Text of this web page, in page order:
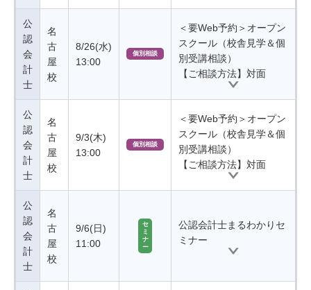
公
認
会
計
士
名
古
屋
校
8/26(水)
13:00
個別相談
＜要Web予約＞オープン
スクール（校舎見学＆個
別受講相談）
【ご相談方法】対面
公
認
会
計
士
名
古
屋
校
9/3(木)
13:00
個別相談
＜要Web予約＞オープン
スクール（校舎見学＆個
別受講相談）
【ご相談方法】対面
公
認
会
計
士
名
古
屋
校
9/6(日)
11:00
セ
ミ
ナ
ー
公認会計士まるわかりセ
ミナー